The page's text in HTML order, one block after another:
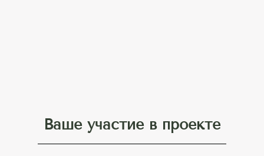
Ваше участие в проекте